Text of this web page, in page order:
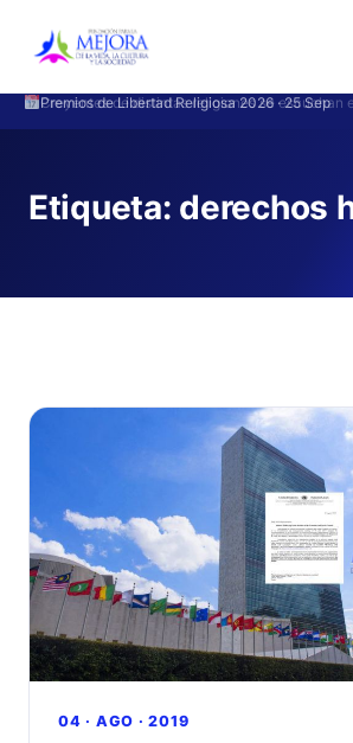
Etiqueta: derechos
04 · AGO · 2019